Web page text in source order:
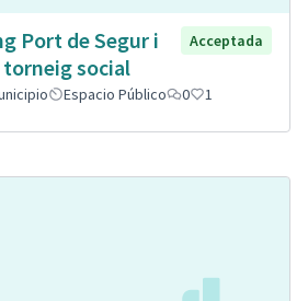
Port de Segur i
social
Acceptada
Espacio Público 0 1